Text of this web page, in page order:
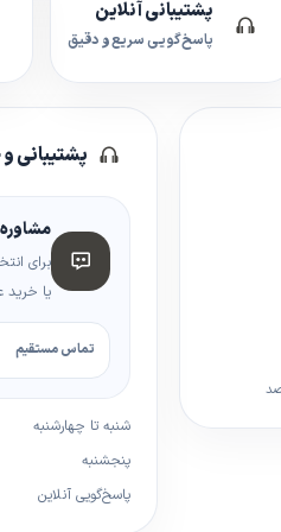
پشتیبانی آنلاین
پاسخ‌گویی سریع و دقیق
پشتیبانی
برای
یا خرید
تماس مستقیم
شنبه تا چهارشنبه
پنجشنبه
پاسخ‌گویی آنلاین